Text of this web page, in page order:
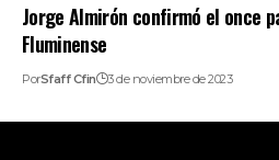
Jorge Almirón confirmó el once
Fluminense
PorSfaff Cfin 3 de noviembre de 2023